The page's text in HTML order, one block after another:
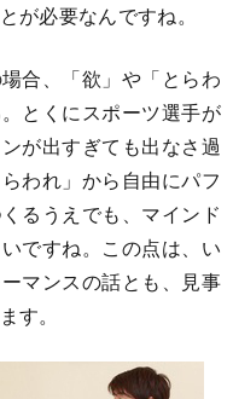
が必要なんですね。
合、「欲」や「とらわ
とくにスポーツ選手が
が出すぎても出なさ過
われ」から自由にパフ
るうえでも、マインド
ですね。この点は、い
マンスの話とも、見事
す。